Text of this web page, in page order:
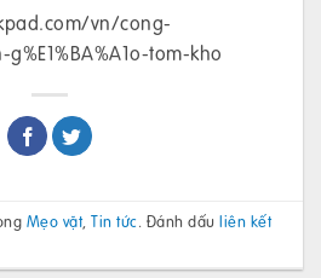
vn/cong-
tom-kho
Mẹo vặt,Tin tức. Đánh dấuliên kết